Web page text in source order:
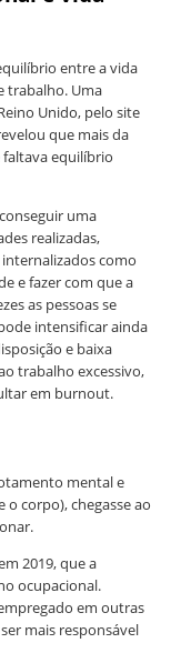
entre a vida
trabalho. Uma
Unido, pelo site
que mais da
faltava equilíbrio
uma
realizadas,
como
e fazer com que a
as pessoas se
intensificar ainda
e baixa
trabalho excessivo,
em burnout.
mental e
o corpo), chegasse ao
2019, que a
ocupacional.
em outras
mais responsável